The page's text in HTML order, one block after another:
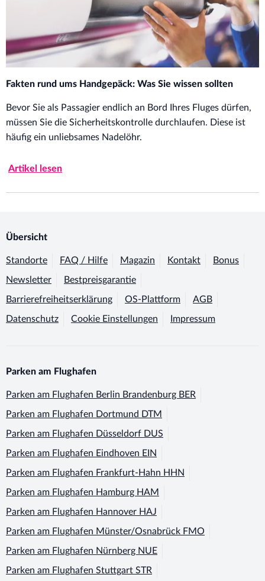
Fakten rund ums Handgepäck: Was Sie wissen sollten
Bevor Sie als Passagier endlich an Bord Ihres Fluges dürfen,
müssen Sie die Sicherheitskontrolle durchlaufen. Diese ist
häufig ein unliebsames Nadelöhr.
Artikel lesen
Übersicht
Standorte FAQ / Hilfe Magazin Kontakt Bonus
Newsletter Bestpreisgarantie
Barrierefreiheitserklärung OS-Plattform AGB
Datenschutz Cookie Einstellungen Impressum
Parken am Flughafen
Parken am Flughafen Berlin Brandenburg BER
Parken am Flughafen Dortmund DTM
Parken am Flughafen Düsseldorf DUS
Parken am Flughafen Eindhoven EIN
Parken am Flughafen Frankfurt-Hahn HHN
Parken am Flughafen Hamburg HAM
Parken am Flughafen Hannover HAJ
Parken am Flughafen Münster/Osnabrück FMO
Parken am Flughafen Nürnberg NUE
Parken am Flughafen Stuttgart STR